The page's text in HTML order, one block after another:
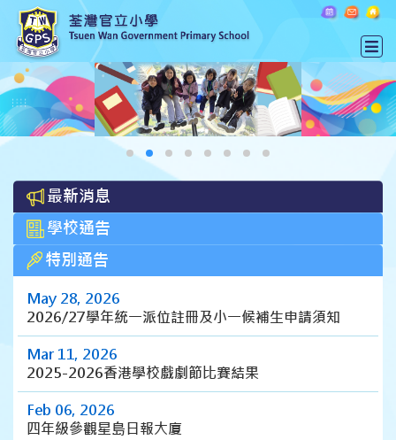
最新消息
學校通告
特別通告
May 28, 2026
2026/27學年統一派位註冊及小一候補生申請須知
Mar 11, 2026
2025-2026香港學校戲劇節比賽結果
Feb 06, 2026
四年級參觀星島日報大廈